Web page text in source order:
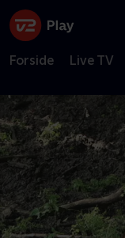
Forside Live TV